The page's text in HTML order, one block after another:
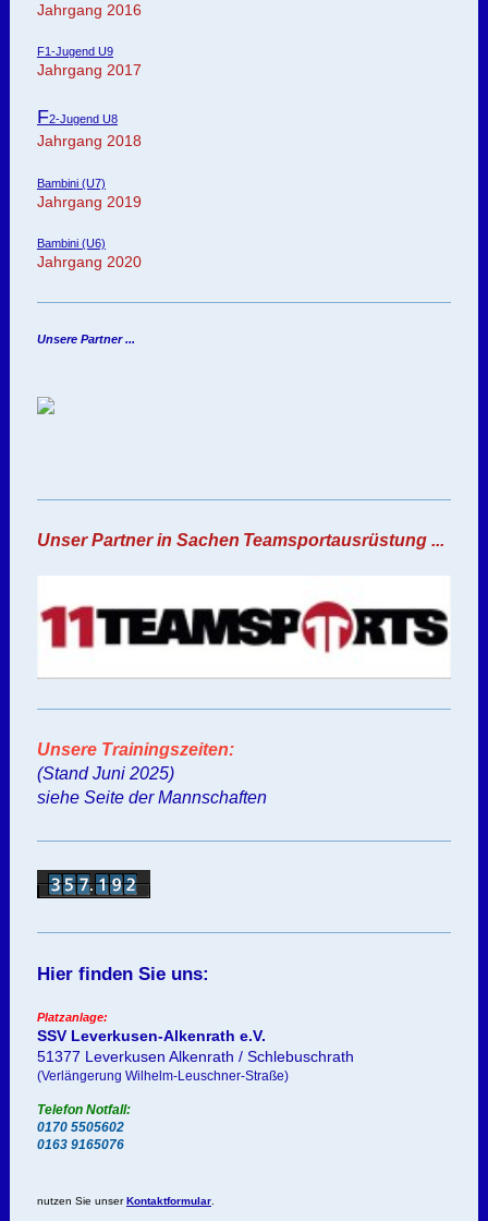
Jahrgang 2016
F1-Jugend U9
Jahrgang 2017
F2-Jugend U8
Jahrgang 2018
Bambini (U7)
Jahrgang 2019
Bambini (U6)
Jahrgang 2020
Unsere Partner ...
Unser Partner in Sachen Teamsportausrüstung ...
Unsere Trainingszeiten:
(Stand Juni 2025)
siehe Seite der Mannschaften
Hier finden Sie uns:
Platzanlage:
SSV Leverkusen-Alkenrath e.V.
51377 Leverkusen Alkenrath / Schlebuschrath
(Verlängerung Wilhelm-Leuschner-Straße)
Telefon Notfall:
0170 5505602
0163 9165076
nutzen Sie unser Kontaktformular.